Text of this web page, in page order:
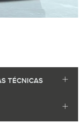
TÉCNICAS